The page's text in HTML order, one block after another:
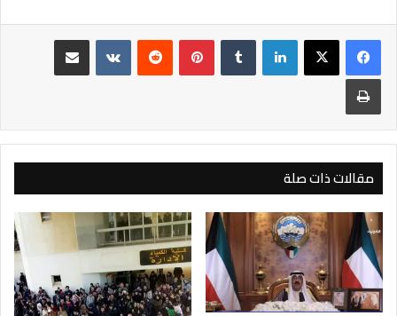
لينكدإن بينتيريست
مشاركة عبر البريد
طباعة
مقالات ذات صلة